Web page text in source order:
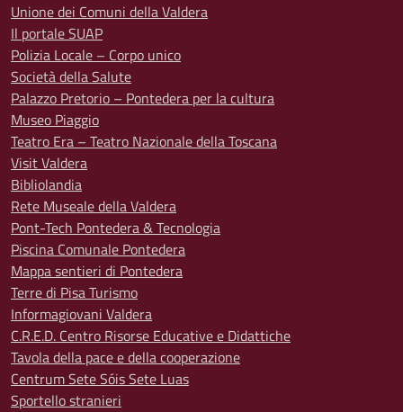
Unione dei Comuni della Valdera
Il portale SUAP
Polizia Locale – Corpo unico
Società della Salute
Palazzo Pretorio – Pontedera per la cultura
Museo Piaggio
Teatro Era – Teatro Nazionale della Toscana
Visit Valdera
Bibliolandia
Rete Museale della Valdera
Pont-Tech Pontedera & Tecnologia
Piscina Comunale Pontedera
Mappa sentieri di Pontedera
Terre di Pisa Turismo
Informagiovani Valdera
C.R.E.D. Centro Risorse Educative e Didattiche
Tavola della pace e della cooperazione
Centrum Sete Sóis Sete Luas
Sportello stranieri